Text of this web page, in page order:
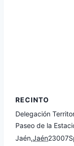
RECINTO
Delegación
Paseo de la
Jaén,Jaén23007